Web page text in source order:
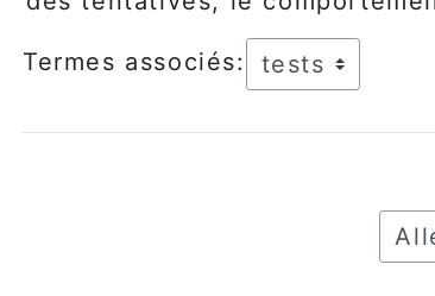
Termes associés: